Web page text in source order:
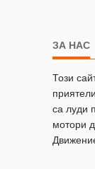
ЗА НАС
Този
са луди
мотори